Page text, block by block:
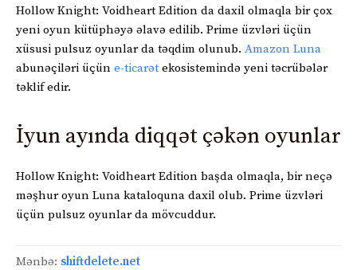
Hollow Knight: Voidheart Edition da daxil olmaqla bir çox
yeni oyun kütüphəyə əlavə edilib. Prime üzvləri üçün
xüsusi pulsuz oyunlar da təqdim olunub. Amazon Luna
abunəçiləri üçün e-ticarət ekosistemində yeni təcrübələr
təklif edir.
İyun ayında diqqət çəkən oyunlar
Hollow Knight: Voidheart Edition başda olmaqla, bir neçə
məşhur oyun Luna kataloquna daxil olub. Prime üzvləri
üçün pulsuz oyunlar da mövcuddur.
Mənbə: shiftdelete.net